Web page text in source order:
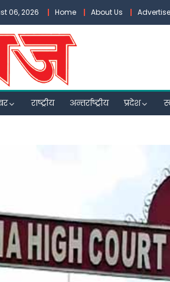
06, 2026 Home About Us
राष्ट्रीय अन्तर्राष्ट्रीय प्रदेश